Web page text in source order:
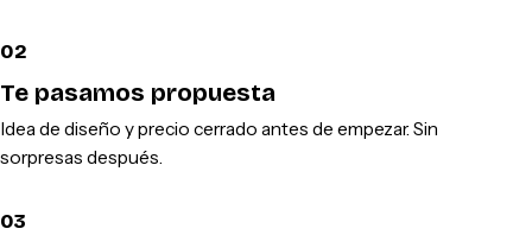
02
Te pasamos propuesta
Idea de diseño y precio cerrado antes de empezar. Sin
sorpresas después.
03